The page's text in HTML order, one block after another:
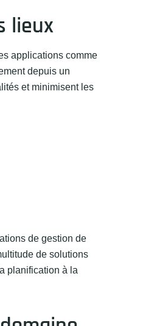
lieux
applications comme
depuis un
et minimisent les
de gestion de
de solutions
planification à la